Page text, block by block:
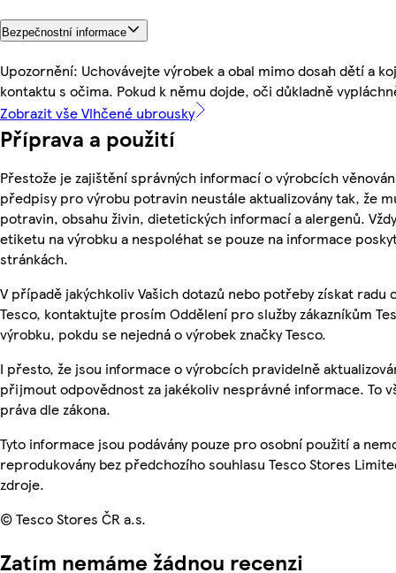
Bezpečnostní informace
Upozornění: Uchovávejte výrobek a obal mimo dosah dětí a
kontaktu s očima. Pokud k němu dojde, oči důkladně
Zobrazit vše Vlhčené ubrousky
Příprava a použití
Přestože je zajištění správných informací o výrobcích
předpisy pro výrobu potravin neustále aktualizovány tak, že
potravin, obsahu živin, dietetických informací a alergenů.
etiketu na výrobku a nespoléhat se pouze na informace
stránkách.
V případě jakýchkoliv Vašich dotazů nebo potřeby získat radu
Tesco, kontaktujte prosím Oddělení pro služby zákazníkům
výrobku, pokdu se nejedná o výrobek značky Tesco.
I přesto, že jsou informace o výrobcích pravidelně
přijmout odpovědnost za jakékoliv nesprávné informace. To
práva dle zákona.
Tyto informace jsou podávány pouze pro osobní použití a
reprodukovány bez předchozího souhlasu Tesco Stores
zdroje.
© Tesco Stores ČR a.s.
Zatím nemáme žádnou recenzi